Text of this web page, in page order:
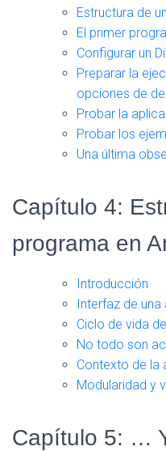
Estructura de
El primer
Configurar un
Preparar la
opciones de
Probar la
Probar los
Una última
Capítulo 4:
programa en
Introducción
Interfaz de una
Ciclo de vida
No todo son
Contexto de la
Modularidad y
Capítulo 5: …